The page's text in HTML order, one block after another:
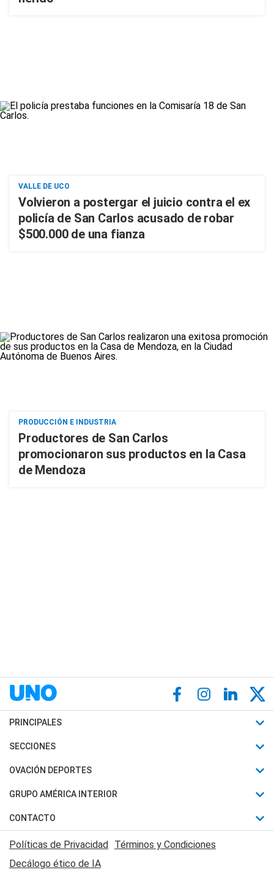
VALLE DE UCO
Volvieron a postergar el juicio contra el ex
policía de San Carlos acusado de robar
$500.000 de una fianza
PRODUCCIÓN E INDUSTRIA
Productores de San Carlos
promocionaron sus productos en la Casa
de Mendoza
PRINCIPALES
Últimas Noticias
Política
Judiciales
Economia
SECCIONES
Horóscopo
Motores
Trucos caseros
Series y Películas
Edictos y Solicitadas
OVACIÓN DEPORTES
Fútbol
Mundial
Automovilismo
Rugby
GRUPO AMÉRICA INTERIOR
Canal 7 en Vivo
CONTACTO
Acerca de Nosotros
Contactanos
Políticas de Privacidad Términos y Condiciones
Decálogo ético de IA